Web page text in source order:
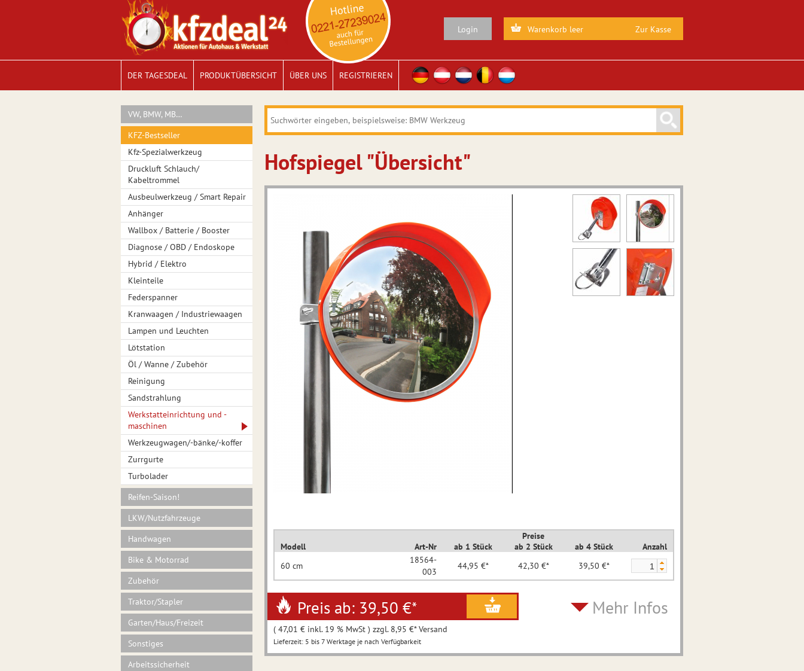
Warenkorb leer Zur Kasse
Login
DER TAGESDEAL PRODUKTÜBERSICHT ÜBER UNS REGISTRIEREN
VW, BMW, MB…
KFZ-Bestseller
Kfz-Spezialwerkzeug
Druckluft Schlauch/
Kabeltrommel
Ausbeulwerkzeug / Smart Repair
Anhänger
Wallbox / Batterie / Booster
Diagnose / OBD / Endoskope
Hybrid / Elektro
Kleinteile
Federspanner
Kranwaagen / Industriewaagen
Lampen und Leuchten
Lötstation
Öl / Wanne / Zubehör
Reinigung
Sandstrahlung
Werkstatteinrichtung und -
maschinen
Werkzeugwagen/-bänke/-koffer
Zurrgurte
Turbolader
Reifen-Saison!
LKW/Nutzfahrzeuge
Handwagen
Bike & Motorrad
Zubehör
Traktor/Stapler
Garten/Haus/Freizeit
Sonstiges
Arbeitssicherheit
Hofspiegel "Übersicht"
Modell Art-Nr
Preise
Anzahl
ab 1 Stück ab 2 Stück
ab 4 Stück
60 cm
18564-
003
44,95 €* 42,30 €* 39,50 €*
Preis ab: 39,50 €*
( 47,01 € inkl. 19 % MwSt ) zzgl. 8,95 €* Versand
Lieferzeit: 5 bis 7 Werktage je nach Verfügbarkeit
Mehr Infos